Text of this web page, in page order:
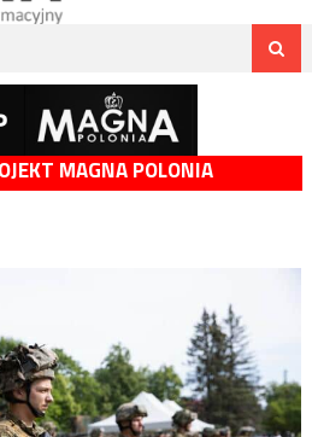
MAGNA POLONIA